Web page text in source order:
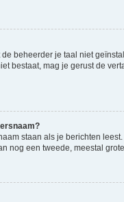
beheerder je taal niet
bestaat, mag je gerust de
staan als je berichten
nog een tweede, meestal